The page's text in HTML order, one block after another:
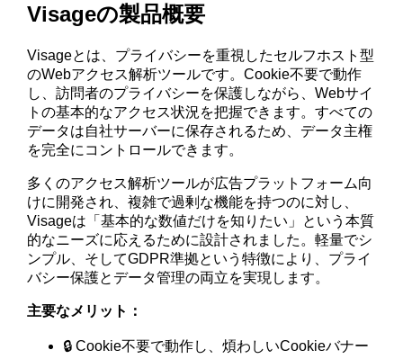
Visageの製品概要
Visageとは、プライバシーを重視したセルフホスト型
のWebアクセス解析ツールです。Cookie不要で動作
し、訪問者のプライバシーを保護しながら、Webサイ
トの基本的なアクセス状況を把握できます。すべての
データは自社サーバーに保存されるため、データ主権
を完全にコントロールできます。
多くのアクセス解析ツールが広告プラットフォーム向
けに開発され、複雑で過剰な機能を持つのに対し、
Visageは「基本的な数値だけを知りたい」という本質
的なニーズに応えるために設計されました。軽量でシ
ンプル、そしてGDPR準拠という特徴により、プライ
バシー保護とデータ管理の両立を実現します。
主要なメリット：
🔒 Cookie不要で動作し、煩わしいCookieバナー